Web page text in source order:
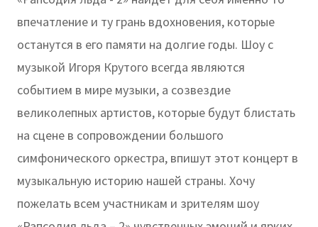
впечатление и ту грань вдохновения, которые
останутся в его памяти на долгие годы. Шоу с
музыкой Игоря Крутого всегда являются
событием в мире музыки, а созвездие
великолепных артистов, которые будут блистать
на сцене в сопровождении большого
симфонического оркестра, впишут этот концерт в
музыкальную историю нашей страны. Хочу
пожелать всем участникам и зрителям шоу